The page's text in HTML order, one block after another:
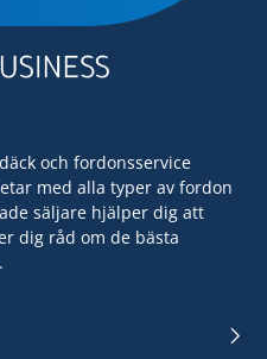
och fordonsservice
med alla typer av fordon
säljare hjälper dig att
dig råd om de bästa